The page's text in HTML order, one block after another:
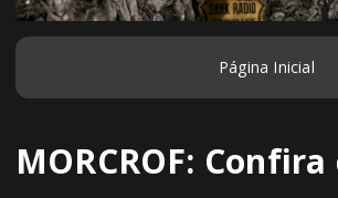
Página Inicial
MORCROF: